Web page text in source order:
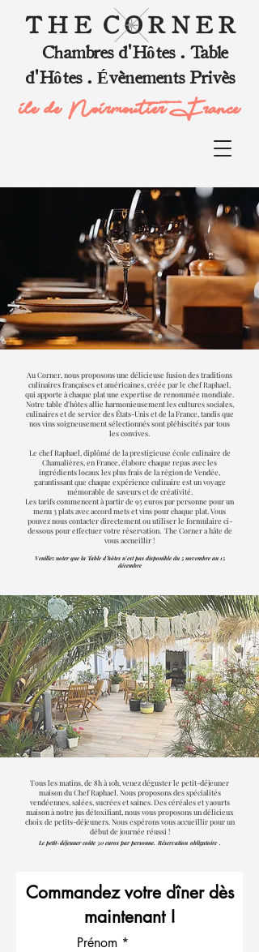
T H E C O R N E R
Chambres d'Hôtes . Table
d'Hôtes . Évènements Privès
ile de Noirmoutier, France
Au Corner, nous proposons une délicieuse fusion des traditions
culinaires françaises et américaines, créée par le chef Raphael,
qui apporte à chaque plat une expertise de renommée mondiale.
Notre table d'hôtes allie harmonieusement les cultures sociales,
culinaires et de service des États-Unis et de la France, tandis que
nos vins soigneusement sélectionnés sont plébiscités par tous
les convives.
Le chef Raphael, diplômé de la prestigieuse école culinaire de
Chamalières, en France, élabore chaque repas avec les
ingrédients locaux les plus frais de la région de Vendée,
garantissant que chaque expérience culinaire est un voyage
mémorable de saveurs et de créativité.
Les tarifs commencent à partir de 95 euros par personne pour un
menu 3 plats avec accord mets et vins pour chaque plat. Vous
pouvez nous contacter directement ou utiliser le formulaire ci-
dessous pour effectuer votre réservation. The Corner a hâte de
vous accueillir !
Veuillez noter que la Table d'hôtes n'est pas disponible du 5 novembre au 15
décembre
Tous les matins, de 8h à 10h, venez déguster le petit-déjeuner
maison du Chef Raphael. Nous proposons des spécialités
vendéennes, salées, sucrées et saines. Des céréales et yaourts
maison à notre jus détoxifiant, nous vous proposons un délicieux
choix de petits-déjeuners. Nous espérons vous accueillir pour un
début de journée réussi !
Le petit-déjeuner coûte 30 euros par personne. Réservation obligatoire .
Commandez votre dîner dès
maintenant !
Prénom